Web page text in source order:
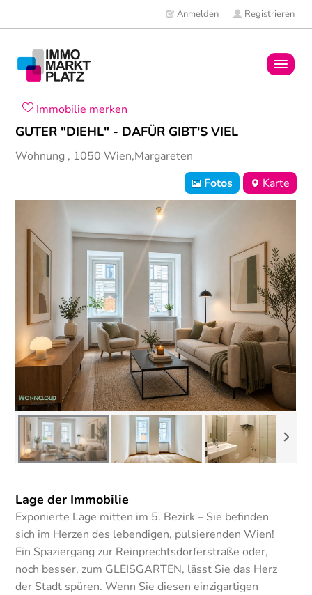
Anmelden Registrieren
Mitglieder
News
Immobilie merken
GUTER "DIEHL" - DAFÜR GIBT'S VIEL
Wohnung , 1050 Wien,Margareten
Fotos
Karte
Lage der Immobilie
Exponierte Lage mitten im 5. Bezirk – Sie befinden
sich im Herzen des lebendigen, pulsierenden Wien!
Ein Spaziergang zur Reinprechtsdorferstraße oder,
noch besser, zum GLEISGARTEN, lässt Sie das Herz
der Stadt spüren. Wenn Sie diesen einzigartigen